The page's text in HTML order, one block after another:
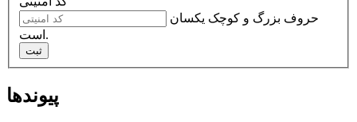
حروف بزرگ و کوچک یکسان
است.
ثبت
پیوندها